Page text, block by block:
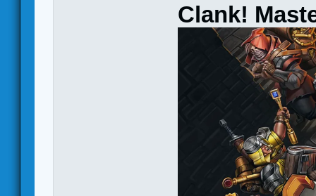
Clank!